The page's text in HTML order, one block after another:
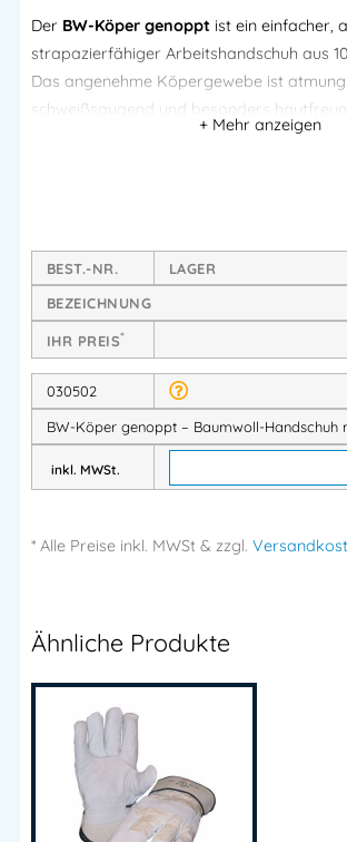
Der BW-Köper genoppt ist ein einfacher,
strapazierfähiger Arbeitshandschuh aus
Das angenehme Köpergewebe ist
schweißsaugend und besonders
bietet der
Produktmerkmale
Material & Komfort
100 % Baumwolle (Köpergewebe)–
natürlich und hautfreundlich
Atmungsaktiv undschweißsaugend
Ideal für längere Tragezeiten
Strapazierfähiges
Rutschhemmend bei Kartons,
Ausstattung & Format
Elastischer Strickbund
Größe: 10
BEST.-NR.
LAGER
BEZEICHNUNG
IHR PREIS*
030502
BW-Köper genoppt – Baumwoll-Handschuh
inkl. MWSt.
* Alle Preise inkl. MWSt & zzgl.
Ähnliche Produkte